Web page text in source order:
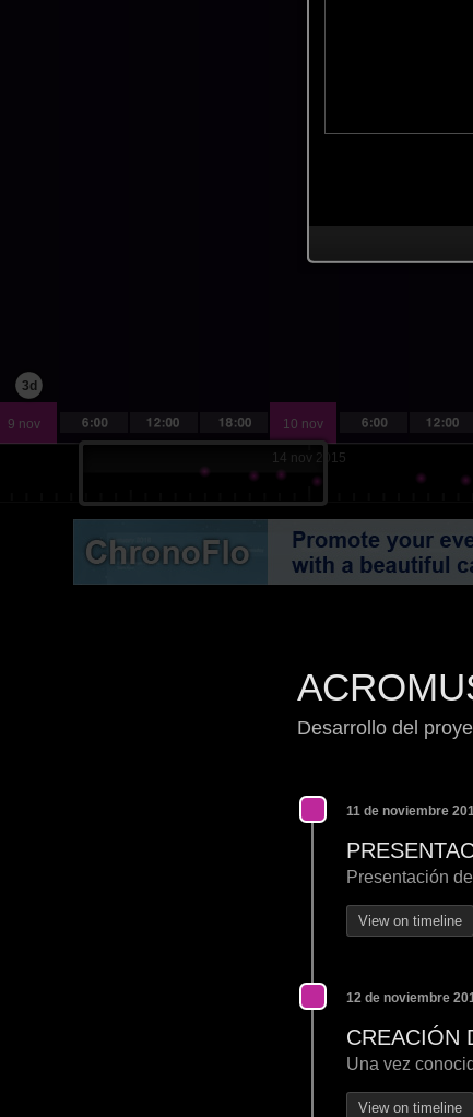
Desarrollo del
11 de noviembre
Presentación
View on timeline
12 de noviembre
CREACIÓN
Una vez
View on timeline
9 nov 10 nov
3d
14 nov 2015